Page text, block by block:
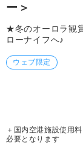
ー＞
★冬のオーロラ観
ローナイフへ♪
ウェブ限定
＋国内空港施設使用
必要となります